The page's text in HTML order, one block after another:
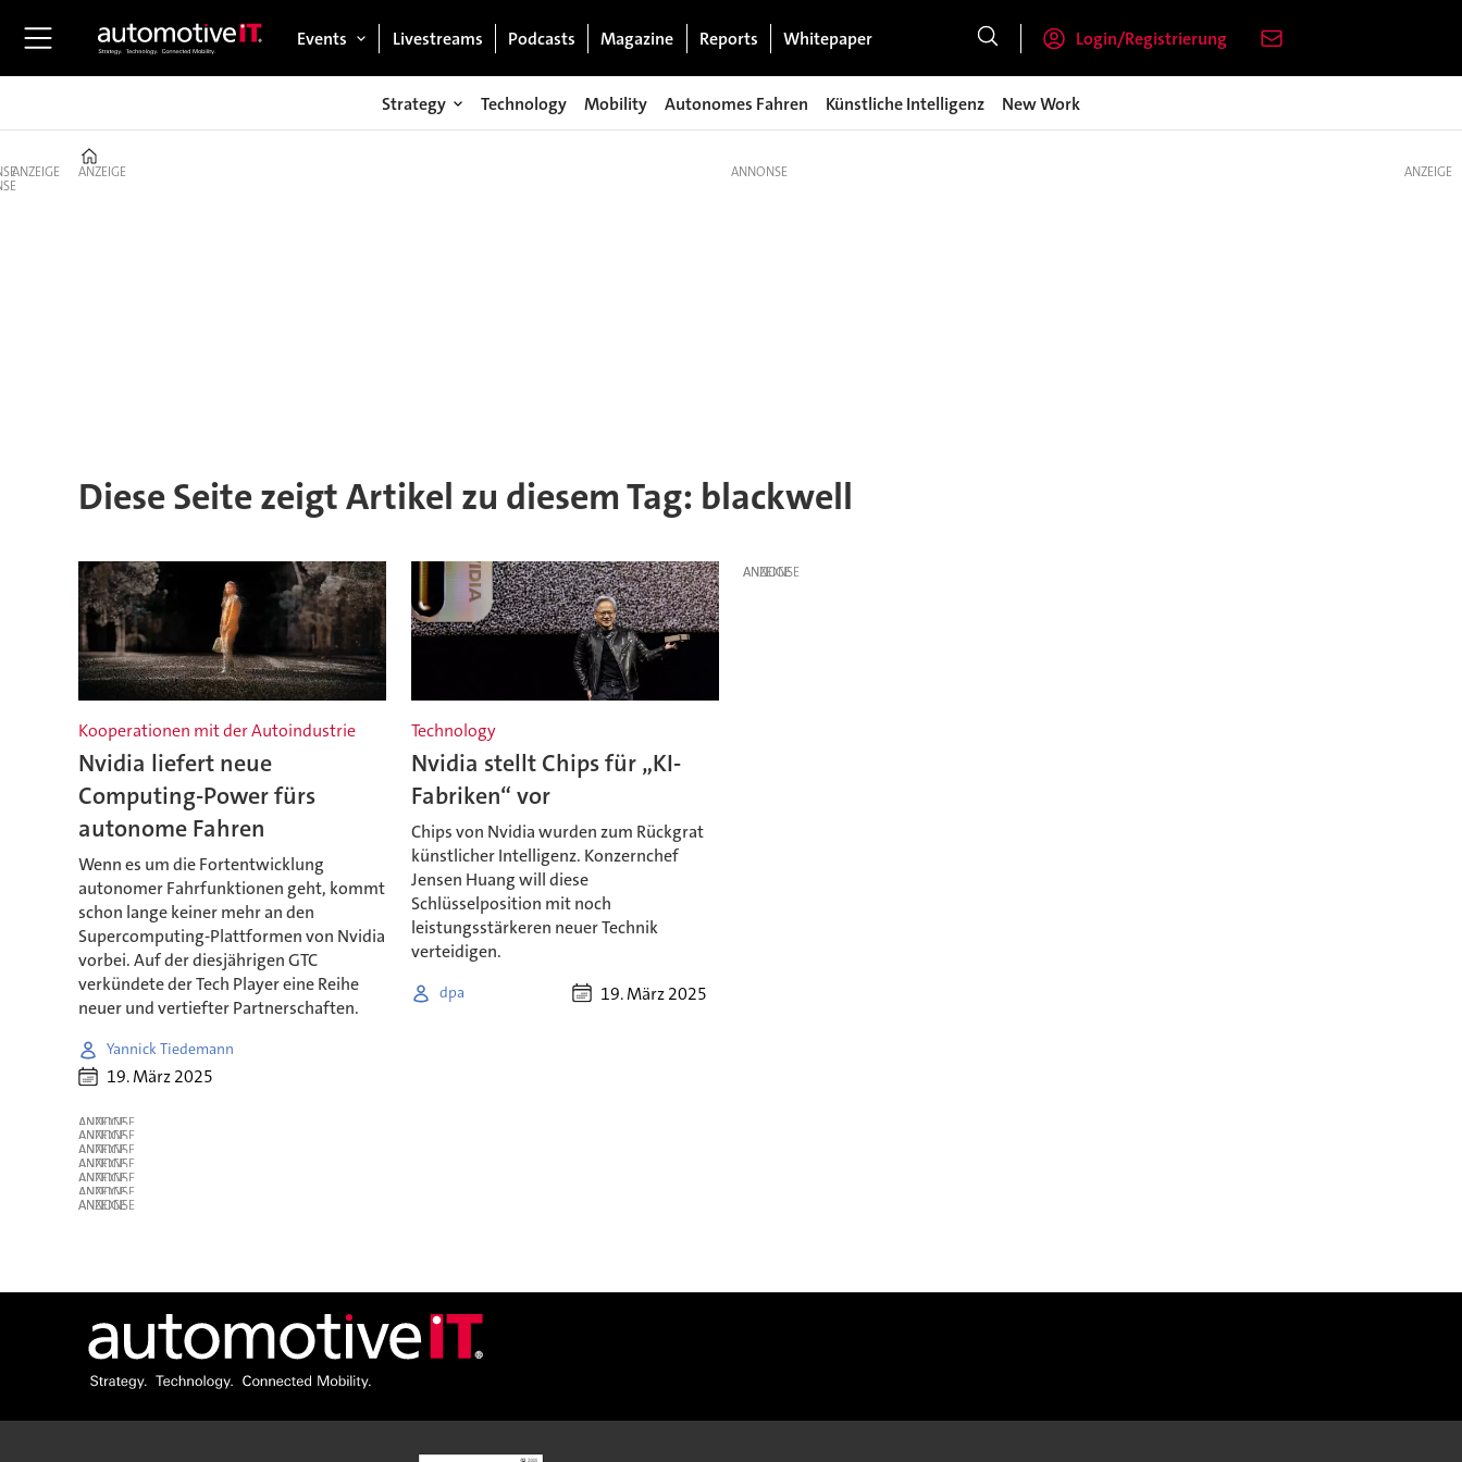
Events Livestreams Podcasts Magazine Reports Whitepaper Login/Registrierung
Strategy Technology Mobility Autonomes Fahren Künstliche Intelligenz New Work
ANZEIGE ANZEIGE
Diese Seite zeigt Artikel zu diesem Tag: blackwell
Kooperationen mit der Autoindustrie
Nvidia liefert neue
Computing-Power fürs
autonome Fahren
Wenn es um die Fortentwicklung
autonomer Fahrfunktionen geht, kommt
schon lange keiner mehr an den
Supercomputing-Plattformen von Nvidia
vorbei. Auf der diesjährigen GTC
verkündete der Tech Player eine Reihe
neuer und vertiefter Partnerschaften.
Yannick Tiedemann
19. März 2025
Technology
Nvidia stellt Chips für „KI-
Fabriken“ vor
Chips von Nvidia wurden zum Rückgrat
künstlicher Intelligenz. Konzernchef
Jensen Huang will diese
Schlüsselposition mit noch
leistungsstärkeren neuer Technik
verteidigen.
dpa 19. März 2025
ANZEIGE
ANZEIGE
ANZEIGE
ANZEIGE
ANZEIGE
ANZEIGE
ANZEIGE
ANZEIGE
ANZEIGE